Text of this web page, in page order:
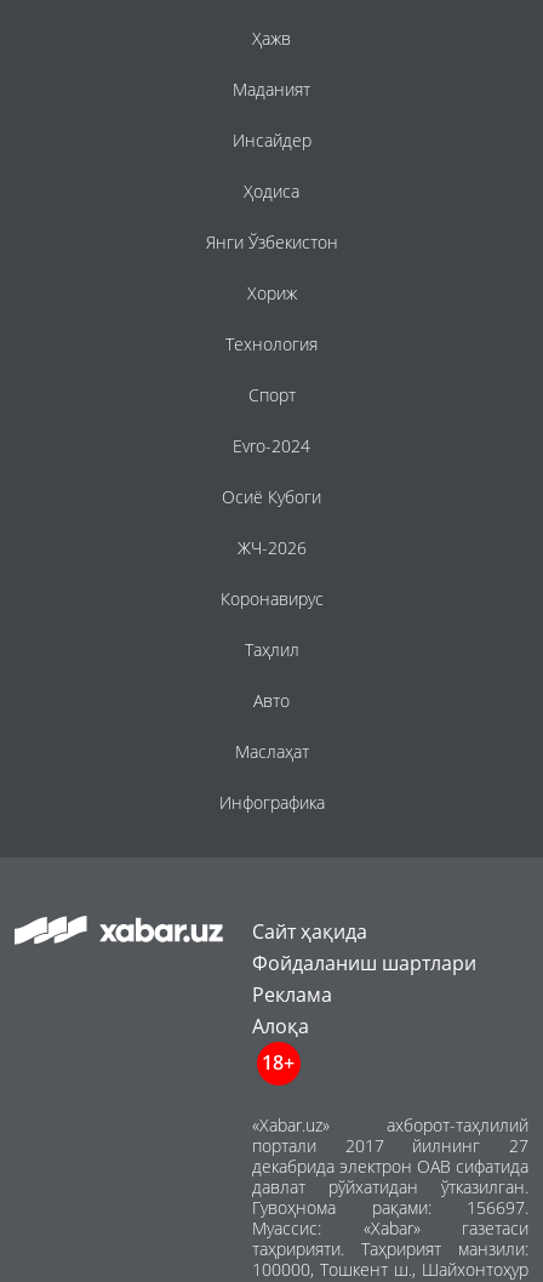
Ҳажв
Маданият
Инсайдер
Ҳодиса
Янги Ўзбекистон
Хориж
Технология
Спорт
Evro-2024
Осиё Кубоги
ЖЧ-2026
Коронавирус
Таҳлил
Авто
Маслаҳат
Инфографика
Сайт ҳақида
Фойдаланиш шартлари
Реклама
Алоқа
18+
«Xabar.uz» ахборот-таҳлилий
портали 2017 йилнинг 27
декабрида электрон ОАВ сифатида
давлат рўйхатидан ўтказилган.
Гувоҳнома рақами: 156697.
Муассис: «Xabar» газетаси
таҳририяти. Таҳририят манзили:
100000, Тошкент ш., Шайхонтоҳур